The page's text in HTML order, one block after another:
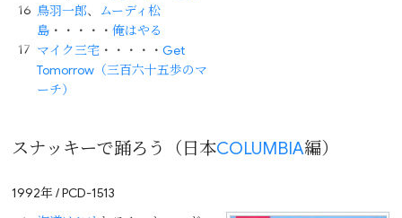
鳥羽一郎、
ムーディ松
島 ・・・・・俺はやる
マイク三宅 ・・・・・Get
Tomorrow（三百六十五歩のマ
ーチ）
スナッキーで踊ろう（日本COLUMBIA編）
1992年 / PCD-1513